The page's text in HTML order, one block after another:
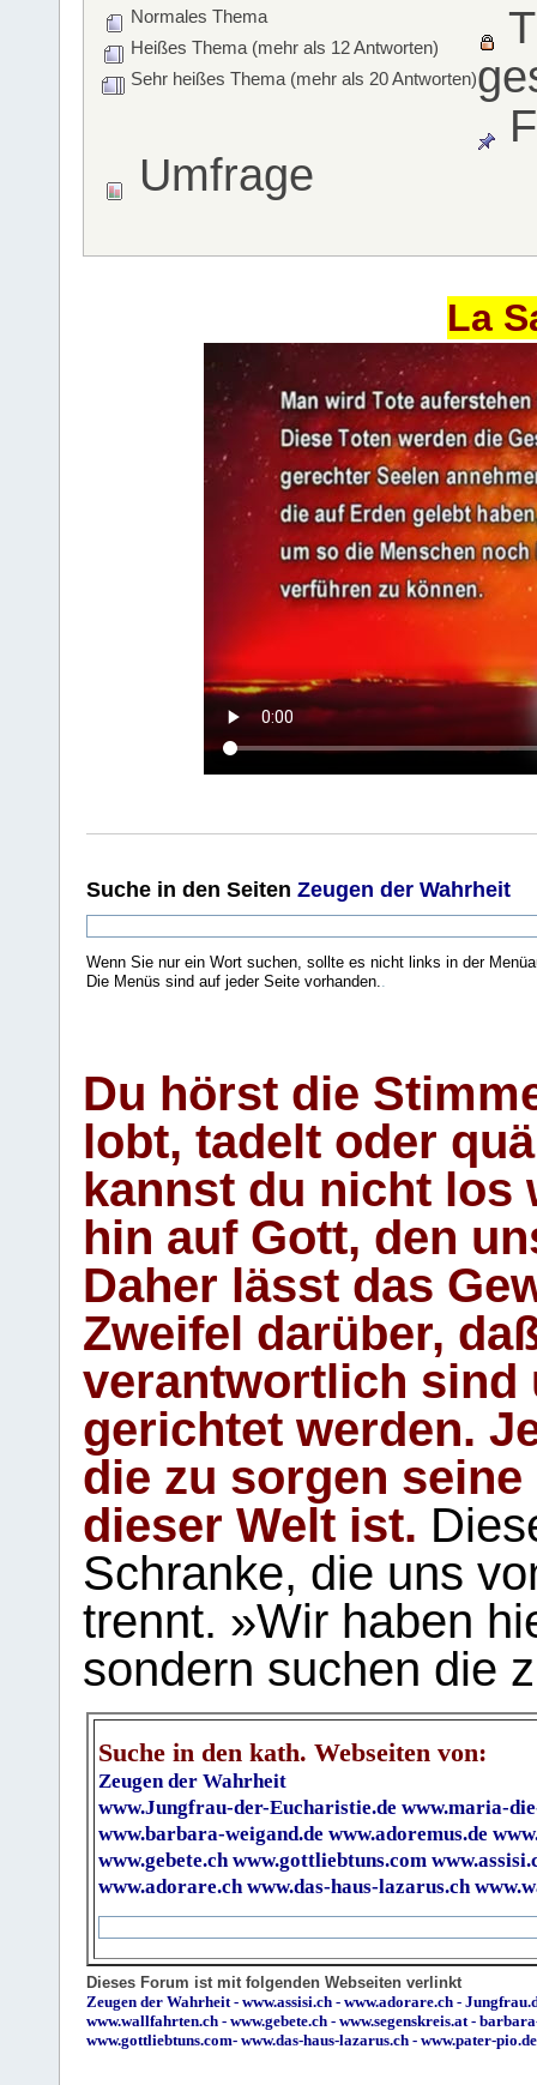
Normales Thema
Heißes Thema (mehr als 12 Antworten)
Sehr heißes Thema (mehr als 20 Antworten)
Umfrage
La
Suche in den Seiten Zeugen der Wahrheit
Wenn Sie nur ein Wort suchen, sollte es nicht links in der
Die Menüs sind auf jeder Seite vorhanden.
Du hörst die
lobt, tadelt oder
kannst du nicht los
hin auf Gott, den
Daher lässt das
Zweifel darüber,
verantwortlich sind
gerichtet werden.
die zu sorgen
dieser Welt ist.
Schranke, die uns
trennt. »Wir haben
sondern suchen die
Suche in den kath. Webseiten von:
Zeugen der Wahrheit
www.Jungfrau-der-Eucharistie.de www.maria-
www.barbara-weigand.de www.adoremus.de
www.gebete.ch www.gottliebtuns.com
www.adorare.ch www.das-haus-lazarus.ch
Dieses Forum ist mit folgenden Webseiten verlinkt
Zeugen der Wahrheit - www.assisi.ch - www.adorare.ch -
www.wallfahrten.ch - www.gebete.ch - www.segenskreis.at -
www.gottliebtuns.com- www.das-haus-lazarus.ch - www.pater-pio.de